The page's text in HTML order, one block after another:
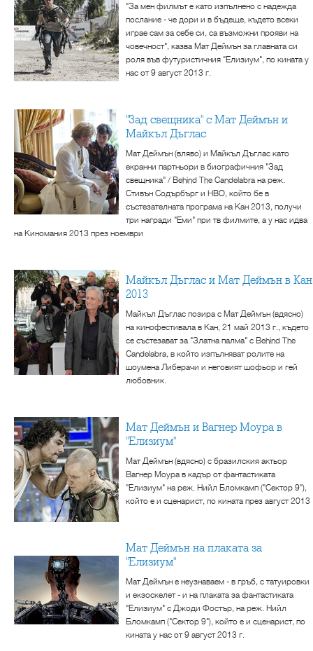
"За мен филмът е като изпълнено с надежда
послание - че дори и в бъдеще, където всеки
играе сам за себе си, са възможни прояви на
човечност", казва Мат Деймън за главната си
роля във футуристичния "Елизиум", по кината у
нас от 9 август 2013 г.
"Зад свещника" с Мат Деймън и
Майкъл Дъглас
Мат Деймън (вляво) и Майкъл Дъглас като
екранни партньори в биографичния "Зад
свещника" / Behind The Candelabra на реж.
Стивън Содърбърг и HBO, който бе в
състезателната програма на Кан 2013, получи
три награди "Еми" при тв филмите, а у нас идва
на Киномания 2013 през ноември
Майкъл Дъглас и Мат Деймън в Кан
2013
Майкъл Дъглас позира с Мат Деймън (вдясно)
на кинофестивала в Кан, 21 май 2013 г., където
се състезават за "Златна палма" с Behind The
Candelabra, в който изпълняват ролите на
шоумена Либерачи и неговият шофьор и гей
любовник.
Мат Деймън и Вагнер Моура в
"Елизиум"
Мат Деймън (вдясно) с бразилския актьор
Вагнер Моура в кадър от фантастиката
"Елизиум" на реж. Нийл Бломкамп ("Сектор 9"),
който е и сценарист, по кината през август 2013
Мат Деймън на плаката за
"Елизиум"
Мат Деймън е неузнаваем - в гръб, с татуировки
и екзоскелет - и на плаката за фантастиката
"Елизиум" с Джоди Фостър, на реж. Нийл
Бломкамп ("Сектор 9"), който е и сценарист, по
кината у нас от 9 август 2013 г.